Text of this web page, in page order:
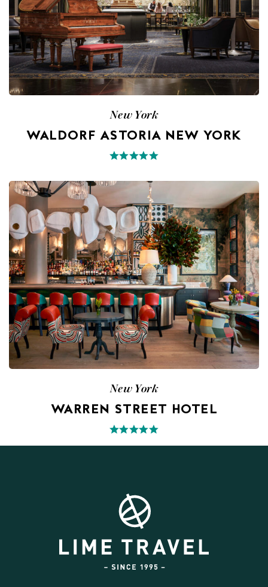
New York
WALDORF ASTORIA NEW YORK
New York
WARREN STREET HOTEL